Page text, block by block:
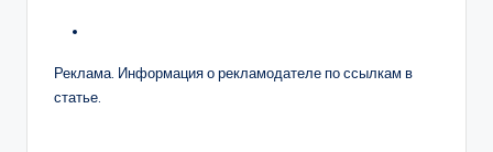
Реклама. Информация о рекламодателе по ссылкам в
статье.